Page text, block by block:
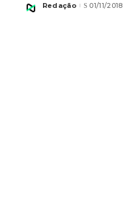
Posted
Redação 01/11/2018